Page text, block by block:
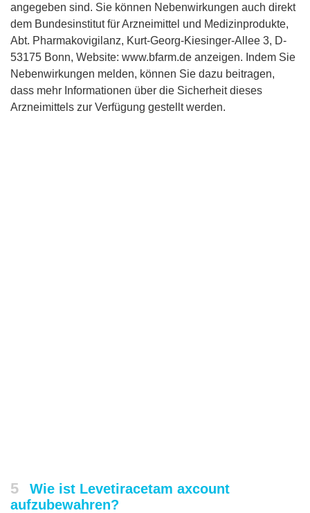
angegeben sind. Sie können Nebenwirkungen auch direkt
dem Bundesinstitut für Arzneimittel und Medizinprodukte,
Abt. Pharmakovigilanz, Kurt-Georg-Kiesinger-Allee 3, D-
53175 Bonn, Website: www.bfarm.de anzeigen. Indem Sie
Nebenwirkungen melden, können Sie dazu beitragen,
dass mehr Informationen über die Sicherheit dieses
Arzneimittels zur Verfügung gestellt werden.
5
Wie ist Levetiracetam axcount
aufzubewahren?